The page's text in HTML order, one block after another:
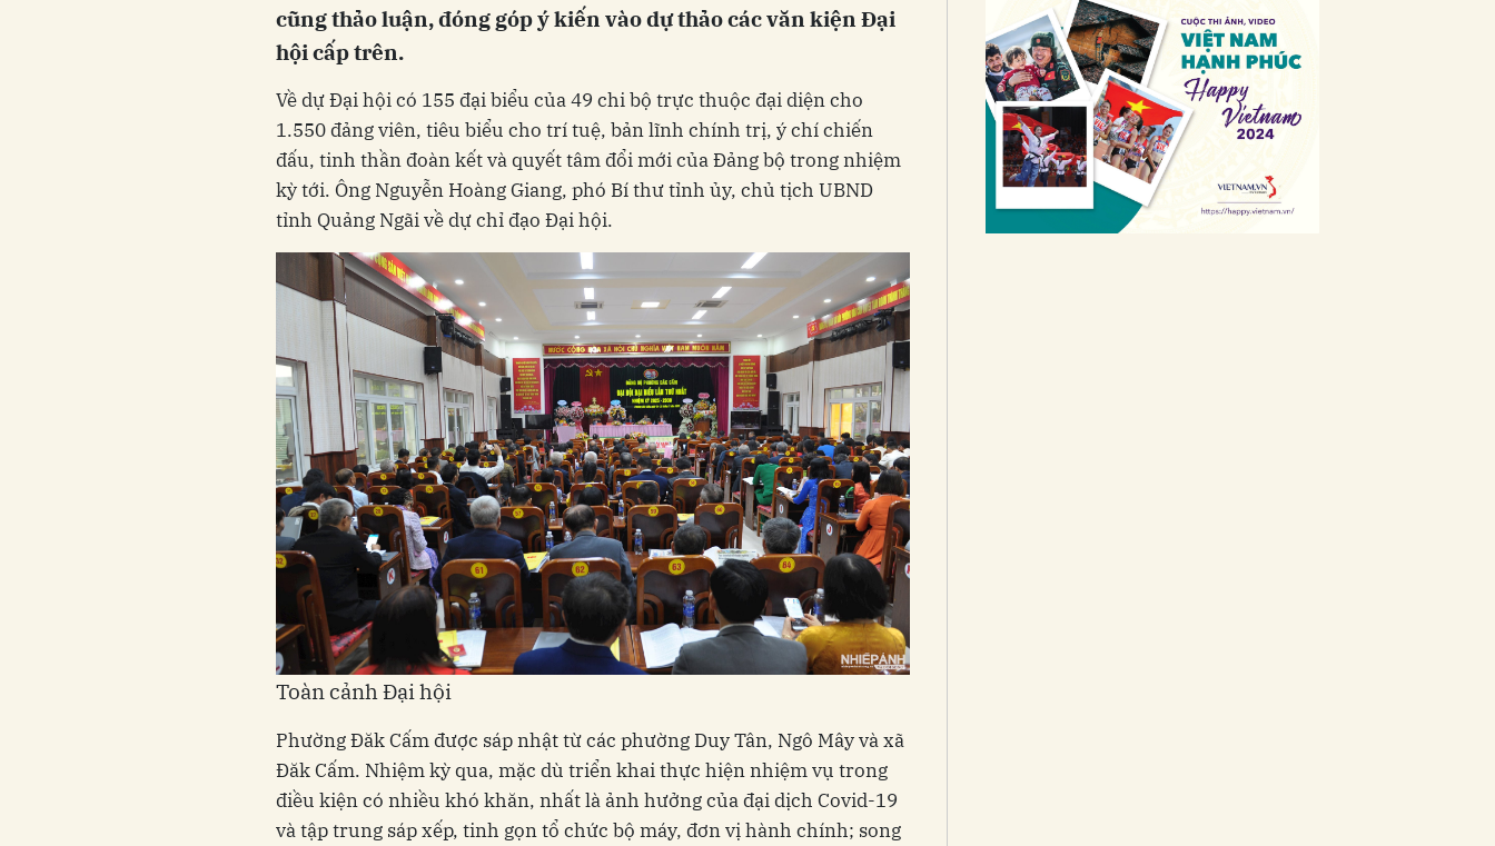
cũng thảo luận, đóng góp ý kiến vào dự thảo các văn kiện Đại
hội cấp trên.
Về dự Đại hội có 155 đại biểu của 49 chi bộ trực thuộc đại diện cho
1.550 đảng viên, tiêu biểu cho trí tuệ, bản lĩnh chính trị, ý chí chiến
đấu, tinh thần đoàn kết và quyết tâm đổi mới của Đảng bộ trong nhiệm
kỳ tới. Ông Nguyễn Hoàng Giang, phó Bí thư tỉnh ủy, chủ tịch UBND
tỉnh Quảng Ngãi về dự chỉ đạo Đại hội.
Toàn cảnh Đại hội
Phường Đăk Cấm được sáp nhật từ các phường Duy Tân, Ngô Mây và xã
Đăk Cấm. Nhiệm kỳ qua, mặc dù triển khai thực hiện nhiệm vụ trong
điều kiện có nhiều khó khăn, nhất là ảnh hưởng của đại dịch Covid-19
và tập trung sáp xếp, tinh gọn tổ chức bộ máy, đơn vị hành chính; song